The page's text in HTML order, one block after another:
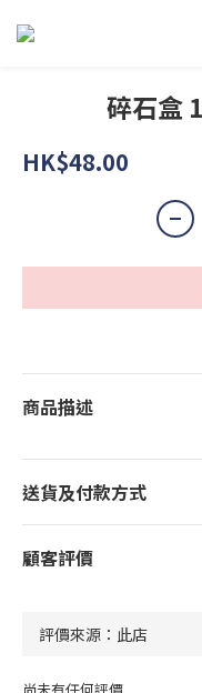
碎石盒
HK$48.00
商品描述
送貨及付款方式
顧客評價